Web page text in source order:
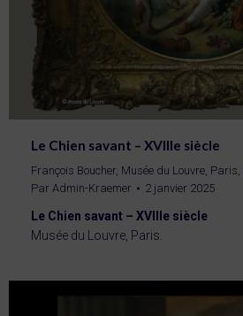
Le Chien savant – XVIIIe siècle
François Boucher, Musée du Louvre, Paris,
Par Admin-Kraemer 2 janvier 2025
Le Chien savant – XVIIIe siècle
Musée du Louvre, Paris.